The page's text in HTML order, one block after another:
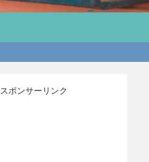
スポンサーリンク